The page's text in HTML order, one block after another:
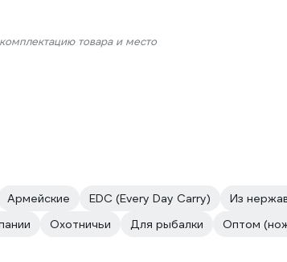
товара и место
Армейские EDC (Every Day Carry) Из
Охотничьи Для рыбалки Оптом